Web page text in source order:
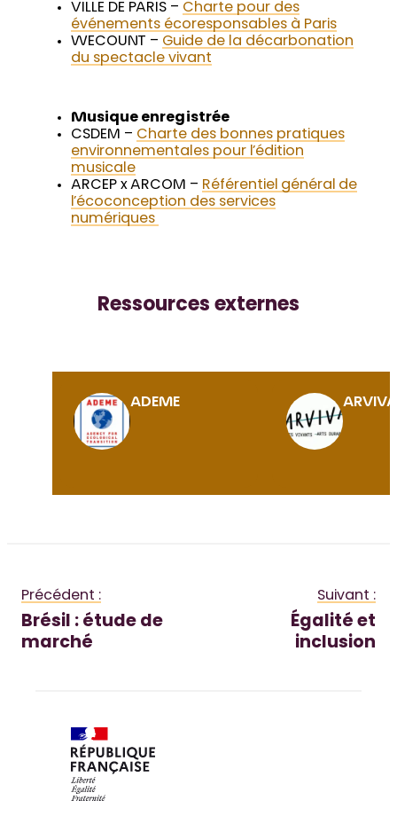
VILLE DE PARIS – Charte pour des
événements écoresponsables à Paris
WECOUNT – Guide de la décarbonation
du spectacle vivant
Musique enregistrée
CSDEM – Charte des bonnes pratiques
environnementales pour l’édition
musicale
ARCEP x ARCOM – Référentiel général de
l’écoconception des services
numériques
Ressources externes
ADEME ARVIVA
Précédent :
Brésil : étude de
marché
Suivant :
Égalité et
inclusion